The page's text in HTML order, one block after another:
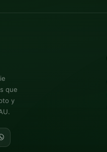
que
y